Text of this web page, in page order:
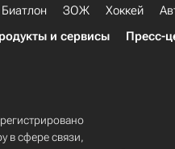
Биатлон ЗОЖ Хоккей
и сервисы Пресс-
в сфере связи,